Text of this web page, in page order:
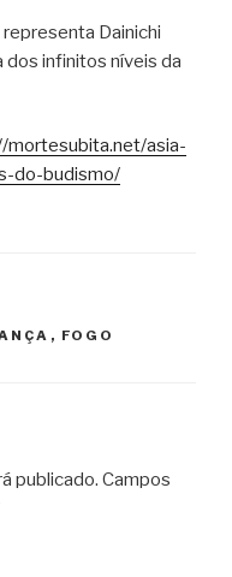
Dainichi
dos infinitos níveis da
mortesubita.net/asia-
do-budismo/
, FOGO
publicado. Campos